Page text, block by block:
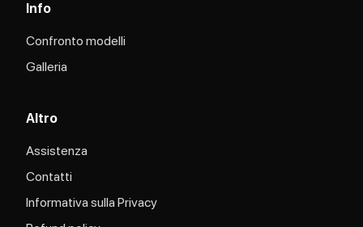
Info
Confronto modelli
Galleria
Altro
Assistenza
Contatti
Informativa sulla Privacy